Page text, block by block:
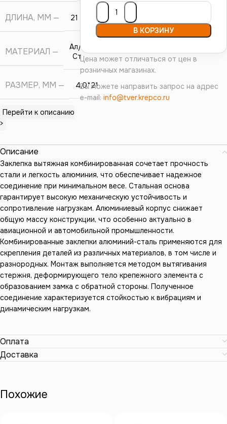
В КОРЗИНУ
Цена может отличаться от цен в
розничных магазинах.
Вы можете направить запрос на адрес
e-mail:info@tver.krepco.ru
ДЛИНА, ММ 21
МАТЕРИАЛ
Ал/
Ст
РАЗМЕР, ММ 4,0*21
Перейти к описанию
>
Описание
Заклепка вытяжная комбинированная сочетает прочность
стали и легкость алюминия, что обеспечивает надежное
соединение при минимальном весе. Стальная основа
гарантирует высокую механическую устойчивость и
сопротивление нагрузкам. Алюминиевый корпус снижает
общую массу конструкции, что особенно актуально в
авиационной и автомобильной промышленности.
Комбинированные заклепки алюминий-сталь применяются для
скрепления деталей из различных материалов, в том числе и
разнородных. Монтаж выполняется методом вытягивания
стержня, деформирующего тело крепежного элемента с
образованием замка с обратной стороны. Полученное
соединение характеризуется стойкостью к вибрациям и
динамическим нагрузкам.
Оплата
Доставка
Похожие